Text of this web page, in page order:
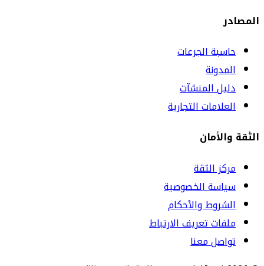
المصادر
حاسبة الجرعات
المدونة
دليل المنشآت
العلامات التجارية
الثقة والأمان
مركز الثقة
سياسة الخصوصية
الشروط والأحكام
ملفات تعريف الارتباط
تواصل معنا